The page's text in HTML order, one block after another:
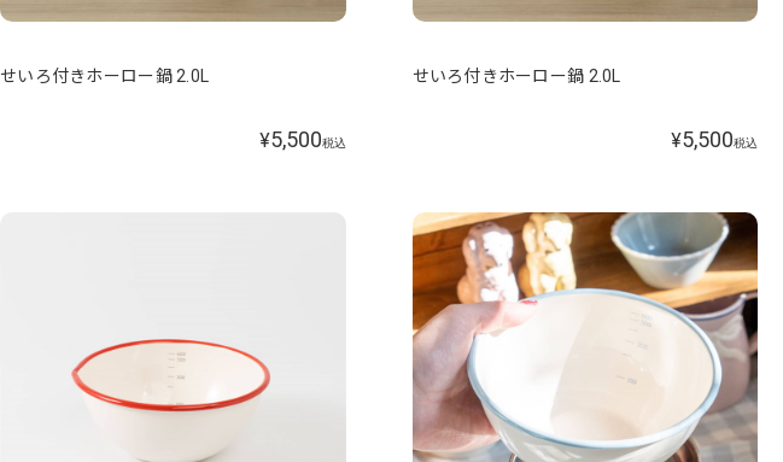
せいろ付きホーロー鍋 2.0L
¥5,500税込
せいろ付きホーロー鍋 2.0L
¥5,500税込